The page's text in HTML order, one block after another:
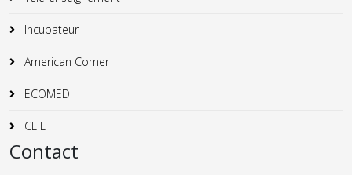
Incubateur
American Corner
ECOMED
CEIL
Contact